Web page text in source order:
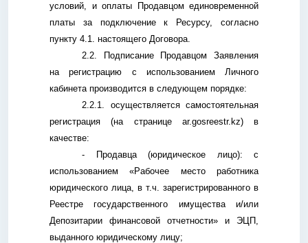
условий, и оплаты Продавцом единовременной
платы за подключение к Ресурсу, согласно
пункту 4.1. настоящего Договора.
2.2. Подписание Продавцом Заявления
на регистрацию с использованием Личного
кабинета производится в следующем порядке:
2.2.1. осуществляется самостоятельная
регистрация (на странице ar.gosreestr.kz) в
качестве:
- Продавца (юридическое лицо): с
использованием «Рабочее место работника
юридического лица, в т.ч. зарегистрированного в
Реестре государственного имущества и/или
Депозитарии финансовой отчетности» и ЭЦП,
выданного юридическому лицу;